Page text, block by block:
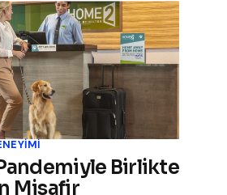
Birlikte
Misafir